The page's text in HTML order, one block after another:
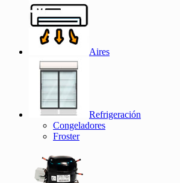
Aires
Refrigeración
Congeladores
Froster